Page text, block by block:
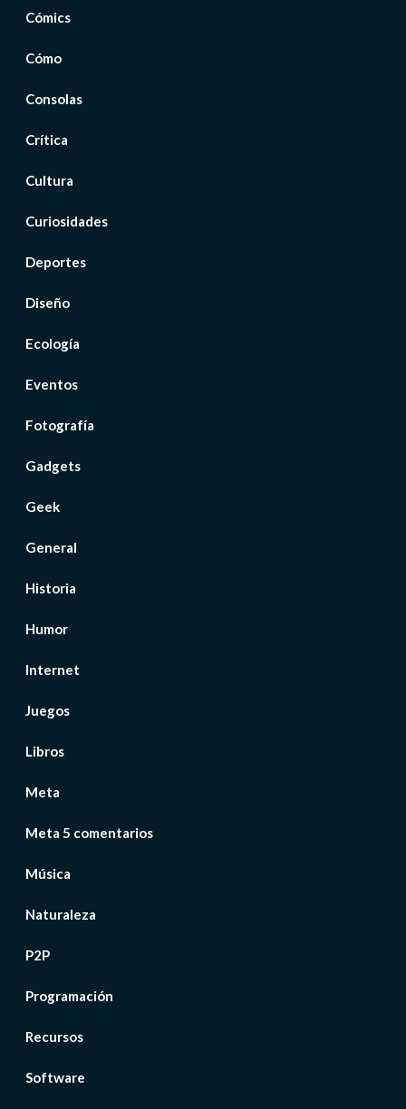
Cómics
Cómo
Consolas
Crítica
Cultura
Curiosidades
Deportes
Diseño
Ecología
Eventos
Fotografía
Gadgets
Geek
General
Historia
Humor
Internet
Juegos
Libros
Meta
Meta 5 comentarios
Música
Naturaleza
P2P
Programación
Recursos
Software